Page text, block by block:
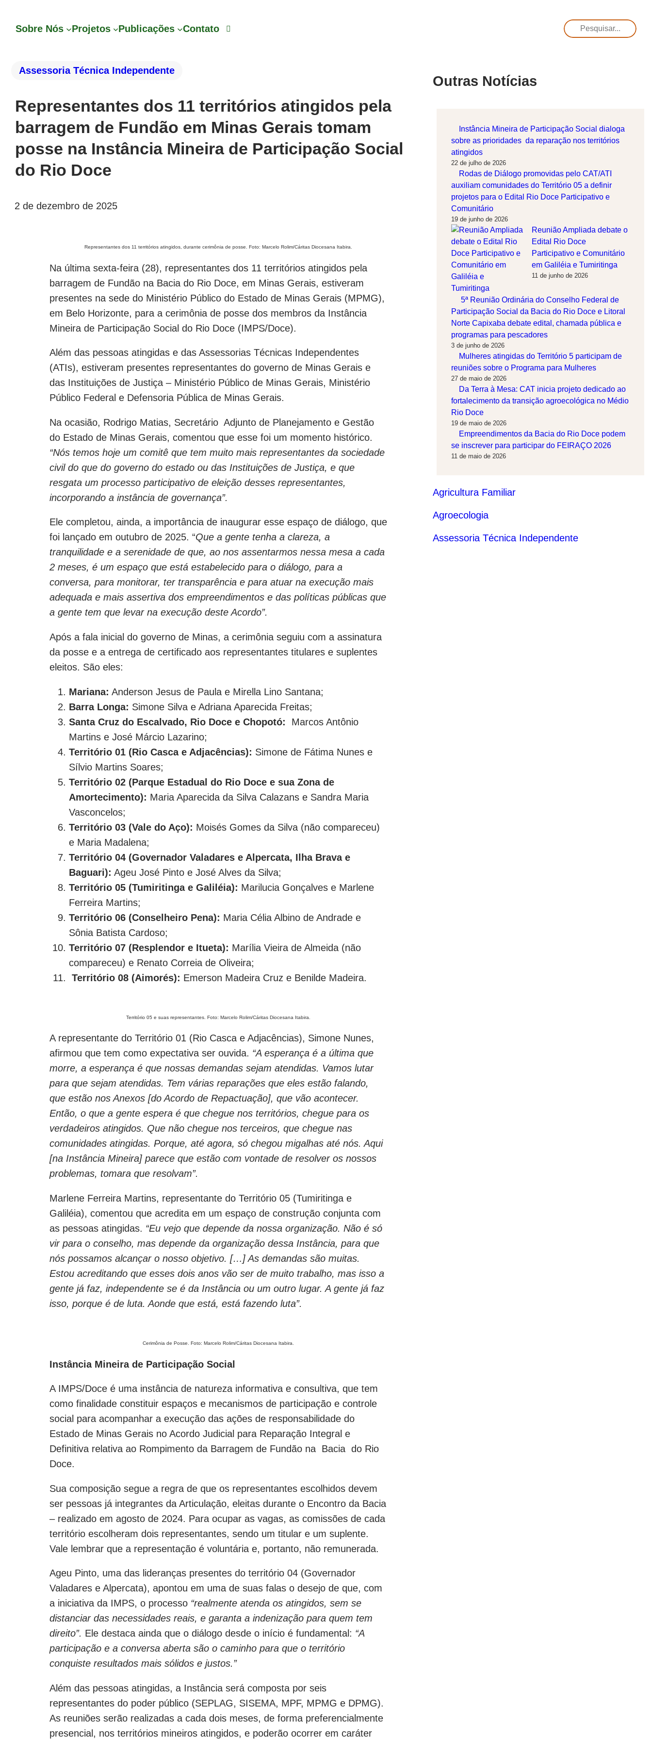
Sobre Nós Projetos Publicações Contato Pesquisar
Assessoria Técnica Independente
Representantes dos 11 territórios atingidos pela
barragem de Fundão em Minas Gerais tomam
posse na Instância Mineira de Participação Social
do Rio Doce
2 de dezembro de 2025
Representantes dos 11 territórios atingidos, durante cerimônia de posse. Foto: Marcelo Rolim/Cáritas Diocesana Itabira.
Na última sexta-feira (28), representantes dos 11 territórios atingidos pela
barragem de Fundão na Bacia do Rio Doce, em Minas Gerais, estiveram
presentes na sede do Ministério Público do Estado de Minas Gerais (MPMG),
em Belo Horizonte, para a cerimônia de posse dos membros da Instância
Mineira de Participação Social do Rio Doce (IMPS/Doce).
Além das pessoas atingidas e das Assessorias Técnicas Independentes
(ATIs), estiveram presentes representantes do governo de Minas Gerais e
das Instituições de Justiça – Ministério Público de Minas Gerais, Ministério
Público Federal e Defensoria Pública de Minas Gerais.
Na ocasião, Rodrigo Matias, Secretário Adjunto de Planejamento e Gestão
do Estado de Minas Gerais, comentou que esse foi um momento histórico.
“Nós temos hoje um comitê que tem muito mais representantes da sociedade
civil do que do governo do estado ou das Instituições de Justiça, e que
resgata um processo participativo de eleição desses representantes,
incorporando a instância de governança”.
Ele completou, ainda, a importância de inaugurar esse espaço de diálogo, que
foi lançado em outubro de 2025. “Que a gente tenha a clareza, a
tranquilidade e a serenidade de que, ao nos assentarmos nessa mesa a cada
2 meses, é um espaço que está estabelecido para o diálogo, para a
conversa, para monitorar, ter transparência e para atuar na execução mais
adequada e mais assertiva dos empreendimentos e das políticas públicas que
a gente tem que levar na execução deste Acordo”.
Após a fala inicial do governo de Minas, a cerimônia seguiu com a assinatura
da posse e a entrega de certificado aos representantes titulares e suplentes
eleitos. São eles:
Mariana: Anderson Jesus de Paula e Mirella Lino Santana;
Barra Longa: Simone Silva e Adriana Aparecida Freitas;
Santa Cruz do Escalvado, Rio Doce e Chopotó: Marcos Antônio
Martins e José Márcio Lazarino;
Território 01 (Rio Casca e Adjacências): Simone de Fátima Nunes e
Sílvio Martins Soares;
Território 02 (Parque Estadual do Rio Doce e sua Zona de
Amortecimento): Maria Aparecida da Silva Calazans e Sandra Maria
Vasconcelos;
Território 03 (Vale do Aço): Moisés Gomes da Silva (não compareceu)
e Maria Madalena;
Território 04 (Governador Valadares e Alpercata, Ilha Brava e
Baguari): Ageu José Pinto e José Alves da Silva;
Território 05 (Tumiritinga e Galiléia): Marilucia Gonçalves e Marlene
Ferreira Martins;
Território 06 (Conselheiro Pena): Maria Célia Albino de Andrade e
Sônia Batista Cardoso;
Território 07 (Resplendor e Itueta): Marília Vieira de Almeida (não
compareceu) e Renato Correia de Oliveira;
Território 08 (Aimorés): Emerson Madeira Cruz e Benilde Madeira.
Território 05 e suas representantes. Foto: Marcelo Rolim/Cáritas Diocesana Itabira.
A representante do Território 01 (Rio Casca e Adjacências), Simone Nunes,
afirmou que tem como expectativa ser ouvida. “A esperança é a última que
morre, a esperança é que nossas demandas sejam atendidas. Vamos lutar
para que sejam atendidas. Tem várias reparações que eles estão falando,
que estão nos Anexos [do Acordo de Repactuação], que vão acontecer.
Então, o que a gente espera é que chegue nos territórios, chegue para os
verdadeiros atingidos. Que não chegue nos terceiros, que chegue nas
comunidades atingidas. Porque, até agora, só chegou migalhas até nós. Aqui
[na Instância Mineira] parece que estão com vontade de resolver os nossos
problemas, tomara que resolvam”.
Marlene Ferreira Martins, representante do Território 05 (Tumiritinga e
Galiléia), comentou que acredita em um espaço de construção conjunta com
as pessoas atingidas. “Eu vejo que depende da nossa organização. Não é só
vir para o conselho, mas depende da organização dessa Instância, para que
nós possamos alcançar o nosso objetivo. […] As demandas são muitas.
Estou acreditando que esses dois anos vão ser de muito trabalho, mas isso a
gente já faz, independente se é da Instância ou um outro lugar. A gente já faz
isso, porque é de luta. Aonde que está, está fazendo luta”.
Cerimônia de Posse. Foto: Marcelo Rolim/Cáritas Diocesana Itabira.
Instância Mineira de Participação Social
A IMPS/Doce é uma instância de natureza informativa e consultiva, que tem
como finalidade constituir espaços e mecanismos de participação e controle
social para acompanhar a execução das ações de responsabilidade do
Estado de Minas Gerais no Acordo Judicial para Reparação Integral e
Definitiva relativa ao Rompimento da Barragem de Fundão na Bacia do Rio
Doce.
Sua composição segue a regra de que os representantes escolhidos devem
ser pessoas já integrantes da Articulação, eleitas durante o Encontro da Bacia
– realizado em agosto de 2024. Para ocupar as vagas, as comissões de cada
território escolheram dois representantes, sendo um titular e um suplente.
Vale lembrar que a representação é voluntária e, portanto, não remunerada.
Ageu Pinto, uma das lideranças presentes do território 04 (Governador
Valadares e Alpercata), apontou em uma de suas falas o desejo de que, com
a iniciativa da IMPS, o processo “realmente atenda os atingidos, sem se
distanciar das necessidades reais, e garanta a indenização para quem tem
direito”. Ele destaca ainda que o diálogo desde o início é fundamental: “A
participação e a conversa aberta são o caminho para que o território
conquiste resultados mais sólidos e justos.”
Além das pessoas atingidas, a Instância será composta por seis
representantes do poder público (SEPLAG, SISEMA, MPF, MPMG e DPMG).
As reuniões serão realizadas a cada dois meses, de forma preferencialmente
presencial, nos territórios mineiros atingidos, e poderão ocorrer em caráter
Outras Notícias
Instância Mineira de Participação Social dialoga
sobre as prioridades da reparação nos territórios
atingidos
22 de julho de 2026
Rodas de Diálogo promovidas pelo CAT/ATI
auxiliam comunidades do Território 05 a definir
projetos para o Edital Rio Doce Participativo e
Comunitário
19 de junho de 2026
Reunião Ampliada debate o
Edital Rio Doce
Participativo e Comunitário
em Galiléia e Tumiritinga
11 de junho de 2026
5ª Reunião Ordinária do Conselho Federal de
Participação Social da Bacia do Rio Doce e Litoral
Norte Capixaba debate edital, chamada pública e
programas para pescadores
3 de junho de 2026
Mulheres atingidas do Território 5 participam de
reuniões sobre o Programa para Mulheres
27 de maio de 2026
Da Terra à Mesa: CAT inicia projeto dedicado ao
fortalecimento da transição agroecológica no Médio
Rio Doce
19 de maio de 2026
Empreendimentos da Bacia do Rio Doce podem
se inscrever para participar do FEIRAÇO 2026
11 de maio de 2026
Agricultura Familiar
Agroecologia
Assessoria Técnica Independente